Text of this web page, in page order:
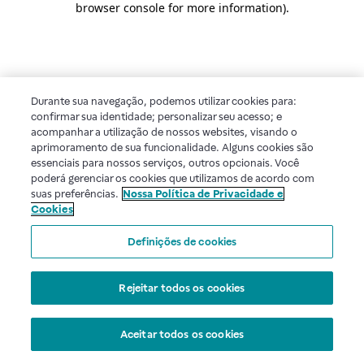
browser console for more information).
Durante sua navegação, podemos utilizar cookies para:
confirmar sua identidade; personalizar seu acesso; e
acompanhar a utilização de nossos websites, visando o
aprimoramento de sua funcionalidade. Alguns cookies são
essenciais para nossos serviços, outros opcionais. Você
poderá gerenciar os cookies que utilizamos de acordo com
suas preferências. Nossa Política de Privacidade e
Cookies
Definições de cookies
Rejeitar todos os cookies
Aceitar todos os cookies